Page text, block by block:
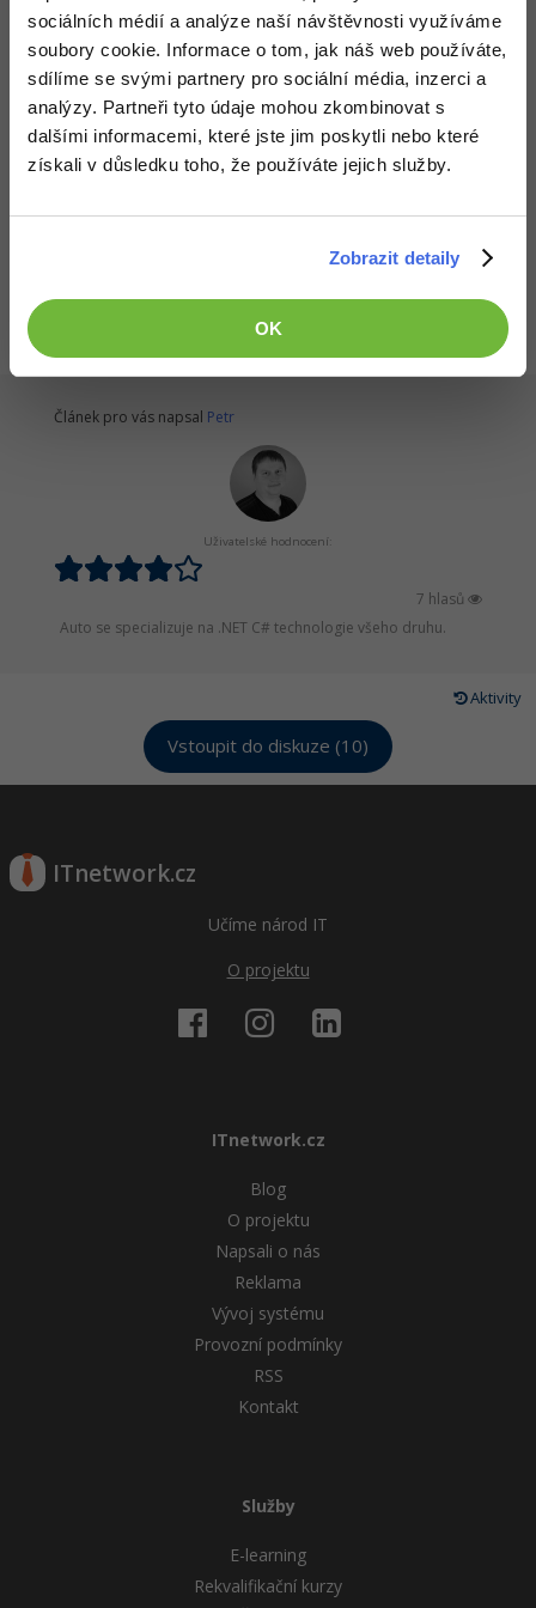
sociálních médií a analýze naší návštěvnosti využíváme
soubory cookie. Informace o tom, jak náš web používáte,
sdílíme se svými partnery pro sociální média, inzerci a
analýzy. Partneři tyto údaje mohou zkombinovat s
dalšími informacemi, které jste jim poskytli nebo které
získali v důsledku toho, že používáte jejich služby.
Zobrazit detaily
OK
Marketing -30%
WordPress
SEO -30%
Kryptoměny -25%
Copywriting
MS Office -80%
Google Dokumenty
Time management
Windows
Linux
Kybernetická bezpečnost
Fórum
Adobe Illustrator -80%
Adobe Lightroom -30%
Adobe XD -15%
Blender -80%
Inkscape
Fotografování
Fórum
Kariéra
Pro firmy
Předchozí článek
Dokončení AJAX Tooltipu v ASP.NET WebForms
ASP.NET Web Forms - Webové aplikace v C#
Článek pro vás napsal Petr
Uživatelské hodnocení:
7 hlasů
Auto se specializuje na .NET C# technologie všeho druhu.
Aktivity
Vstoupit do diskuze (10)
ITnetwork.cz
Učíme národ IT
O projektu
ITnetwork.cz
Blog
O projektu
Napsali o nás
Reklama
Vývoj systému
Provozní podmínky
RSS
Kontakt
Služby
E-learning
Rekvalifikační kurzy